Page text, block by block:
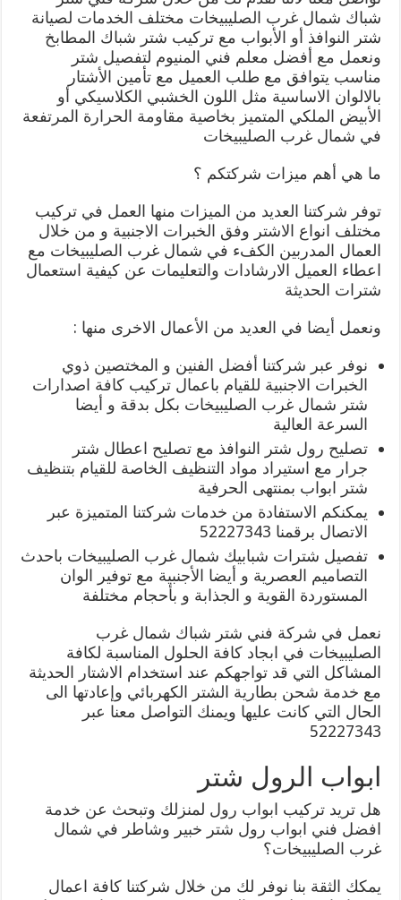
شباك شمال غرب الصليبيخات مختلف الخدمات لصيانة
شتر النوافذ أو الأبواب مع تركيب شتر شباك المطابخ
ونعمل مع أفضل معلم فني المنيوم لتفصيل شتر
مناسب يتوافق مع طلب العميل مع تأمين الأشتار
بالالوان الاساسية مثل اللون الخشبي الكلاسيكي أو
الأبيض الملكي المتميز بخاصية مقاومة الحرارة المرتفعة
في شمال غرب الصليبيخات
ما هي أهم ميزات شركتكم ؟
توفر شركتنا العديد من الميزات منها العمل في تركيب
مختلف انواع الاشتر وفق الخبرات الاجنبية و من خلال
العمال المدربين الكفء في شمال غرب الصليبيخات مع
اعطاء العميل الارشادات والتعليمات عن كيفية استعمال
شترات الحديثة
ونعمل أيضا في العديد من الأعمال الاخرى منها :
نوفر عبر شركتنا أفضل الفنين و المختصين ذوي
الخبرات الاجنبية للقيام باعمال تركيب كافة اصدارات
شتر شمال غرب الصليبيخات بكل بدقة و أيضا
السرعة العالية
تصليح رول شتر النوافذ مع تصليح اعطال شتر
جرار مع استيراد مواد التنظيف الخاصة للقيام بتنظيف
شتر ابواب بمنتهى الحرفية
يمكنكم الاستفادة من خدمات شركتنا المتميزة عبر
الاتصال برقمنا 52227343
تفصيل شترات شبابيك شمال غرب الصليبيخات باحدث
التصاميم العصرية و أيضا الأجنبية مع توفير الوان
المستوردة القوية و الجذابة و بأحجام مختلفة
نعمل في شركة فني شتر شباك شمال غرب
الصليبيخات في ابجاد كافة الحلول المناسبة لكافة
المشاكل التي قد تواجهكم عند استخدام الاشتار الحديثة
مع خدمة شحن بطارية الشتر الكهربائي وإعادتها الى
الحال التي كانت عليها ويمنك التواصل معنا عبر
52227343
ابواب الرول شتر
هل تريد تركيب ابواب رول لمنزلك وتبحث عن خدمة
افضل فني ابواب رول شتر خبير وشاطر في شمال
غرب الصليبيخات؟
يمكك الثقة بنا نوفر لك من خلال شركتنا كافة اعمال